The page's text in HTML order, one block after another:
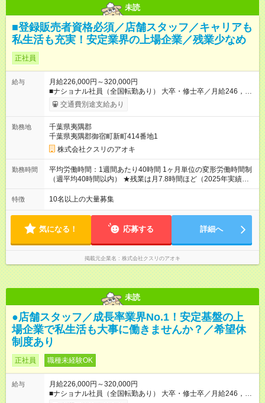
未読
■登録販売者資格必須／店舗スタッフ／キャリアも
私生活も充実！安定業界の上場企業／残業少なめ
正社員
給与
月給226,000円～320,000円
■ナショナル社員（全国転勤あり） 大卒・修士卒／月給246，
000円～320，000円 高校・短大・専門卒／月給226，000円～
320，000円 ★エリア手当（石川県、富山県、福井県、岐阜県、
途、賞与（年2回）、各種手当あり ★登録販売者資格保持者への
月1万円支給を含む（実務経験がない方にも同額を支給） ※ただ
し、短時間勤務・早番固定社員は当社規定に従い額が変動 ＝＝
＝＝＝＝＝＝＝＝＝＝＝＝ ★職務給制度で実力次第で収入アッ
プ！ 職務内容に応じて給与が支払われ、昇格試験なく役職に就
いた時点で年収がUPする制度です。 約4割の社員が入社3年目で
できます。 ＝＝＝＝＝＝＝＝＝＝＝＝＝＝ 【試用期間】試用期
間なし
交通費別途支給あり
勤務地
千葉県夷隅郡
千葉県夷隅郡御宿町新町414番地1
株式会社クスリのアオキ
勤務時間
平均労働時間：1週間あたり40時間 1ヶ月単位の変形労働時間制
（週平均40時間以内） ★残業は月7.8時間ほど（2025年実績）
＜店舗の基本営業時間＞ 9時～22時 ※勤務時間は店舗により異
なります。 ＜シフト例＞ 早番：8時00分～17時00分 中番：11
1ヶ月単位の変形労働時間制（週平均40時間以内） ★残業は月
7.8時間ほど（2025年実績） ＜店舗の基本営業時間＞ 9時～22
時 ※勤務時間は店舗により異なります。 ＜シフト例＞ 早番：8
時00分～17時00分 中番：11時～20時 遅番：13時～22時
特徴 10名以上の大量募集
気になる！ 応募する 詳細へ
掲載元企業名 株式会社クスリのアオキ
未読
●店舗スタッフ／成長率業界No.1！安定基盤の上
場企業で私生活も大事に働きませんか？／希望休
制度あり
正社員 職種未経験OK
給与
月給226,000円～320,000円
■ナショナル社員（全国転勤あり） 大卒・修士卒／月給246，